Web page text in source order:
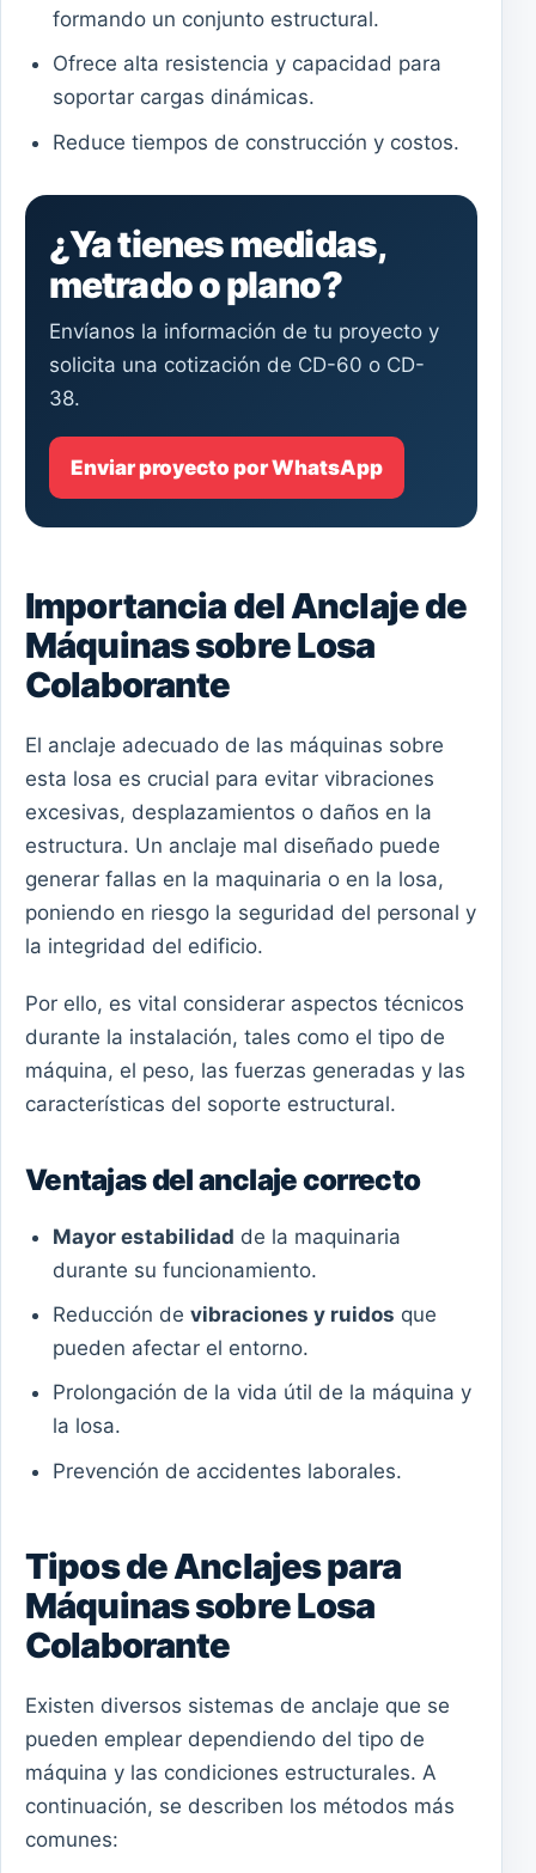
formando un conjunto estructural.
Ofrece alta resistencia y capacidad para
soportar cargas dinámicas.
Reduce tiempos de construcción y costos.
¿Ya tienes medidas,
metrado o plano?
Envíanos la información de tu proyecto y
solicita una cotización de CD-60 o CD-
38.
Enviar proyecto por WhatsApp
Importancia del Anclaje de
Máquinas sobre Losa
Colaborante
El anclaje adecuado de las máquinas sobre
esta losa es crucial para evitar vibraciones
excesivas, desplazamientos o daños en la
estructura. Un anclaje mal diseñado puede
generar fallas en la maquinaria o en la losa,
poniendo en riesgo la seguridad del personal y
la integridad del edificio.
Por ello, es vital considerar aspectos técnicos
durante la instalación, tales como el tipo de
máquina, el peso, las fuerzas generadas y las
características del soporte estructural.
Ventajas del anclaje correcto
Mayor estabilidad de la maquinaria
durante su funcionamiento.
Reducción de vibraciones y ruidos que
pueden afectar el entorno.
Prolongación de la vida útil de la máquina y
la losa.
Prevención de accidentes laborales.
Tipos de Anclajes para
Máquinas sobre Losa
Colaborante
Existen diversos sistemas de anclaje que se
pueden emplear dependiendo del tipo de
máquina y las condiciones estructurales. A
continuación, se describen los métodos más
comunes: